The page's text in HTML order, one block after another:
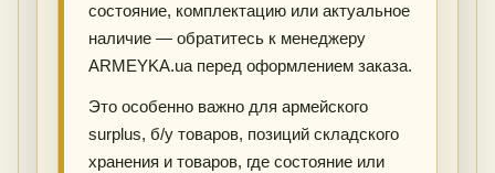
состояние, комплектацию или актуальное
наличие — обратитесь к менеджеру
ARMEYKA.ua перед оформлением заказа.
Это особенно важно для армейского
surplus, б/у товаров, позиций складского
хранения и товаров, где состояние или